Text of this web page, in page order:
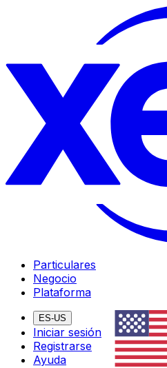
Particulares
Negocio
Plataforma
ES-US
Iniciar sesión
Registrarse
Ayuda